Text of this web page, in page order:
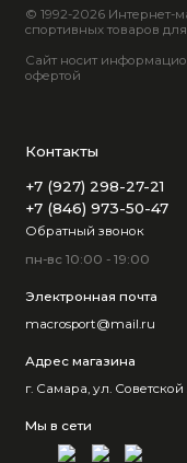
© 1992-2026
спортивных товаров
Сайт носит
офертой
Контакты
+7 (927) 298-27-21
+7 (846) 973-50-47
Обратный звонок
пн-вс 10:00 - 19:00
Электронная почта
macrosport@mail.ru
Адрес магазина
г. Самара, ул.
Мы в сети